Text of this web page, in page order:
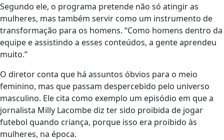
Segundo ele, o programa pretende não só atingir as
mulheres, mas também servir como um instrumento de
transformação para os homens. “Como homens dentro da
equipe e assistindo a esses conteúdos, a gente aprendeu
muito.”
O diretor conta que há assuntos óbvios para o meio
feminino, mas que passam despercebido pelo universo
masculino. Ele cita como exemplo um episódio em que a
jornalista Milly Lacombe diz ter sido proibida de jogar
futebol quando criança, porque isso era proibido às
mulheres, na época.